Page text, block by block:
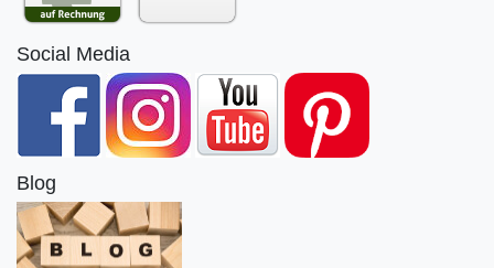
Social Media
Blog